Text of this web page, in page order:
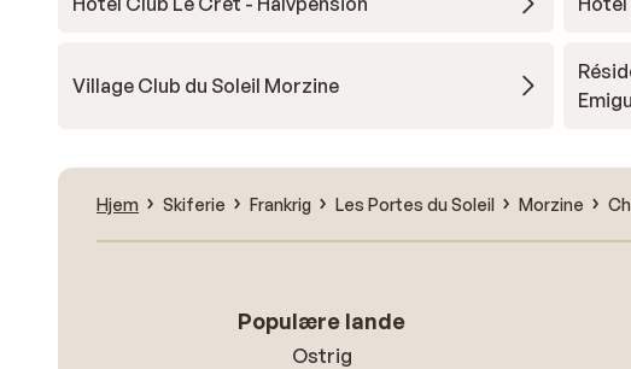
Village Club du Soleil Morzine
Hjem Skiferie Frankrig Les Portes du Soleil Morzine
Populære lande
Ostrig